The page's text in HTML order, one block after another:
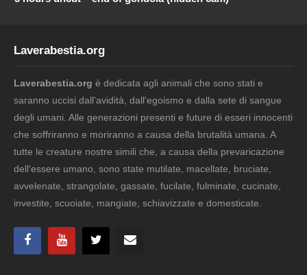
Laverabestia.org
Laverabestia.org è dedicata agli animali che sono stati e
saranno uccisi dall'avidità, dall'egoismo e dalla sete di sangue
degli umani. Alle generazioni presenti e future di esseri innocenti
che soffriranno e moriranno a causa della brutalità umana. A
tutte le creature nostre simili che, a causa della prevaricazione
dell'essere umano, sono state mutilate, macellate, bruciate,
avvelenate, strangolate, gassate, fucilate, fulminate, cucinate,
investite, scuoiate, mangiate, schiavizzate e domesticate.